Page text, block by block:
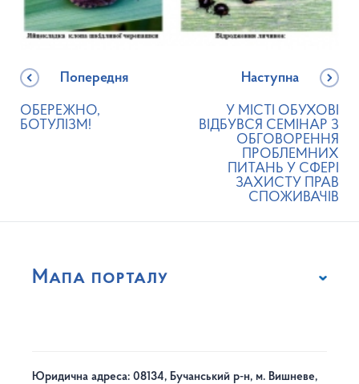
Попередня
ОБЕРЕЖНО,
БОТУЛІЗМ!
Наступна
У МІСТІ ОБУХОВІ
ВІДБУВСЯ СЕМІНАР З
ОБГОВОРЕННЯ
ПРОБЛЕМНИХ
ПИТАНЬ У СФЕРІ
ЗАХИСТУ ПРАВ
СПОЖИВАЧІВ
Мапа порталу
Юридична адреса: 08134, Бучанський р-н, м. Вишневе,